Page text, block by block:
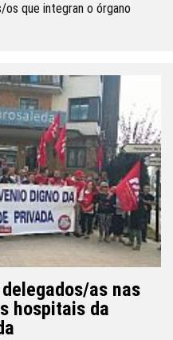
que integran o órgano
as nas
hospitais da